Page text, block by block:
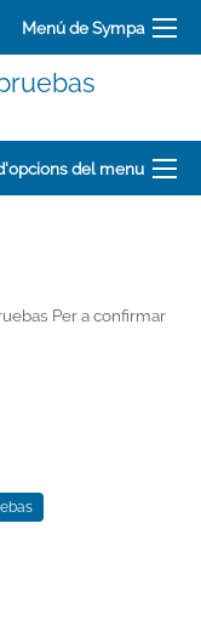
Menú de Sympa
del menu
Per a confirmar